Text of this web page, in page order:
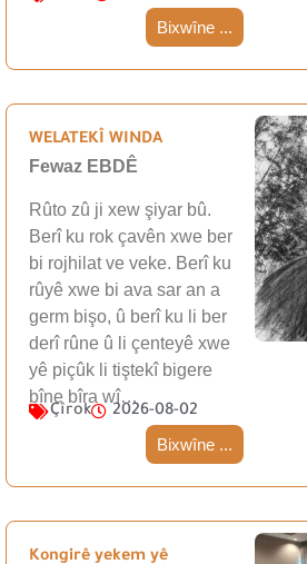
Bixwîne ...
WELATEKÎ WINDA
Fewaz EBDÊ
Rûto zû ji xew şiyar bû.
Berî ku rok çavên xwe ber
bi rojhilat ve veke. Berî ku
rûyê xwe bi ava sar an a
germ bişo, û berî ku li ber
derî rûne û li çenteyê xwe
yê piçûk li tiştekî bigere
bîne bîra wî…
Çîrok 2026-08-02
Bixwîne ...
Kongirê yekem yê